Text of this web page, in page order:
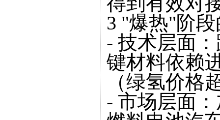
3 "爆热"阶
- 技术层面
键材料依赖
（绿氢价格
- 市场层面